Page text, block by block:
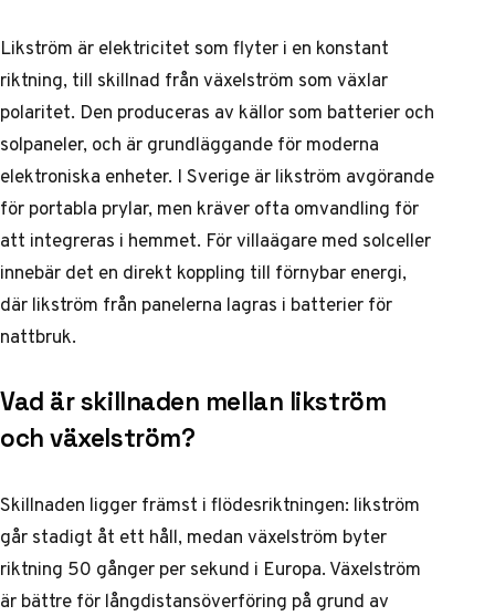
Likström är elektricitet som flyter i en konstant
riktning, till skillnad från växelström som växlar
polaritet. Den produceras av källor som batterier och
solpaneler, och är grundläggande för moderna
elektroniska enheter. I Sverige är likström avgörande
för portabla prylar, men kräver ofta omvandling för
att integreras i hemmet. För villaägare med solceller
innebär det en direkt koppling till förnybar energi,
där likström från panelerna lagras i batterier för
nattbruk.
Vad är skillnaden mellan likström
och växelström?
Skillnaden ligger främst i flödesriktningen: likström
går stadigt åt ett håll, medan växelström byter
riktning 50 gånger per sekund i Europa. Växelström
är bättre för långdistansöverföring på grund av